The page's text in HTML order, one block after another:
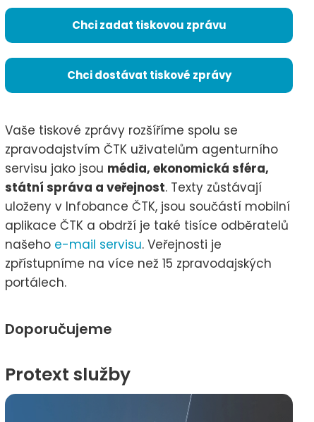
Chci zadat tiskovou zprávu
Chci dostávat tiskové zprávy
Vaše tiskové zprávy rozšíříme spolu se
zpravodajstvím ČTK uživatelům agenturního
servisu jako jsou média, ekonomická sféra,
státní správa a veřejnost. Texty zůstávají
uloženy v Infobance ČTK, jsou součástí mobilní
aplikace ČTK a obdrží je také tisíce odběratelů
našeho e-mail servisu. Veřejnosti je
zpřístupníme na více než 15 zpravodajských
portálech.
Doporučujeme
Protext služby